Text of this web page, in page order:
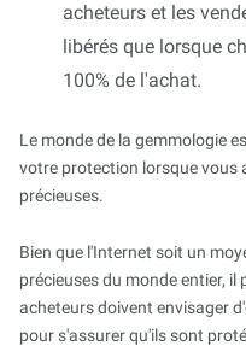
acheteurs et les
libérés que lorsque
100% de l'achat.
Le monde de la gemmologie
votre protection lorsque vous
précieuses.
Bien que l'Internet soit un
précieuses du monde entier, il
acheteurs doivent envisager
pour s'assurer qu'ils sont